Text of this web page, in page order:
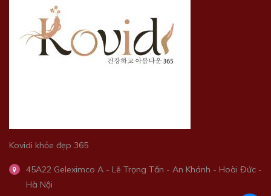
Kovidi khỏe đẹp 365
45A22 Geleximco A - Lê Trọng Tấn - An Khánh - Hoài Đức -
Hà Nội